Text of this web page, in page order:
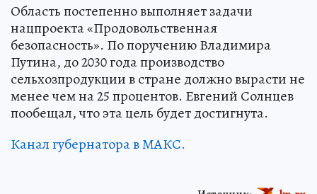
Область постепенно выполняет задачи
нацпроекта «Продовольственная
безопасность». По поручению Владимира
Путина, до 2030 года производство
сельхозпродукции в стране должно вырасти не
менее чем на 25 процентов. Евгений Солнцев
пообещал, что эта цель будет достигнута.
Канал губернатора в МАКС.